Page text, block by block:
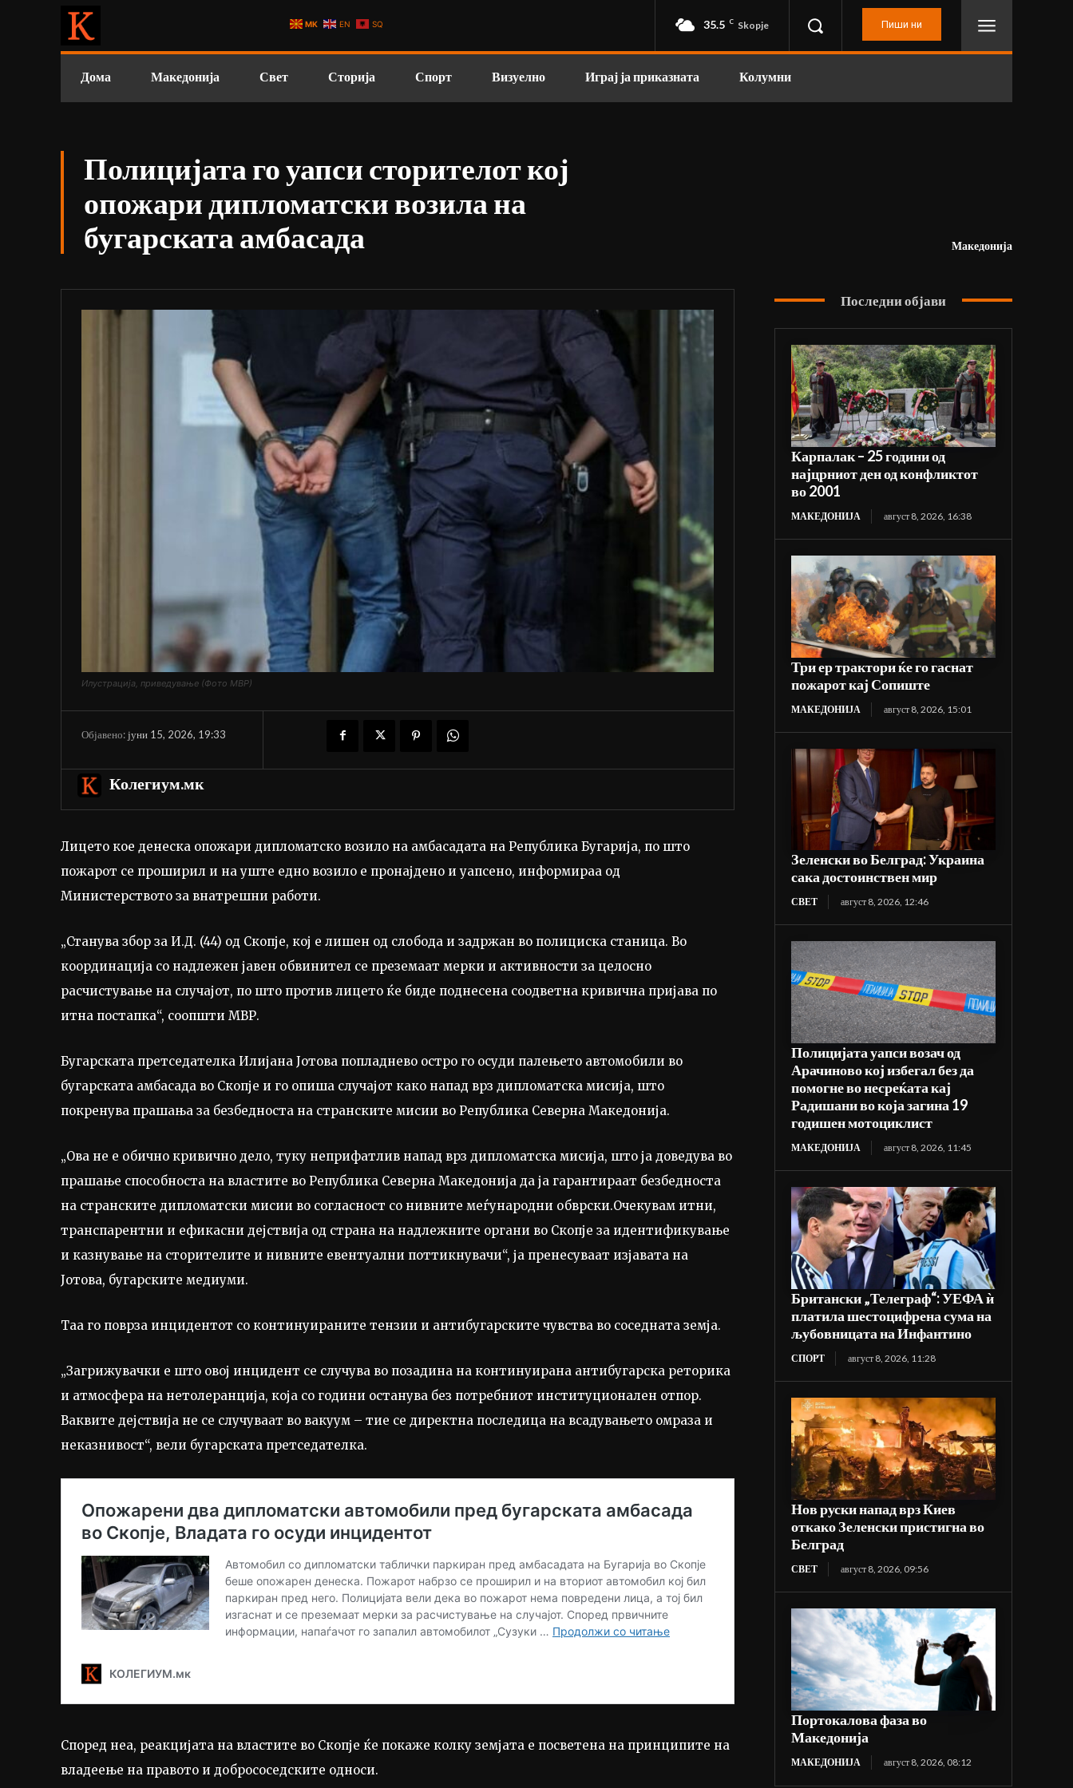
35.5 C Skopje Пиши ни
Дома Македонија Свет Сторија Спорт Визуелно Играј ја приказната Колумни
Полицијата го уапси сторителот кој
опожари дипломатски возила на
бугарската амбасада
Македонија
Илустрација, приведување (Фото МВР)
Објавено:јуни 15, 2026, 19:33
Колегиум.мк
Лицето кое денеска опожари дипломатско возило на амбасадата на Република Бугарија, по што
пожарот се проширил и на уште едно возило е пронајдено и уапсено, информираа од
Министерството за внатрешни работи.
„Станува збор за И.Д. (44) од Скопје, кој е лишен од слобода и задржан во полициска станица. Во
координација со надлежен јавен обвинител се преземаат мерки и активности за целосно
расчистување на случајот, по што против лицето ќе биде поднесена соодветна кривична пријава по
итна постапка“, соопшти МВР.
Бугарската претседателка Илијана Јотова попладнево остро го осуди палењето автомобили во
бугарската амбасада во Скопјe и го опиша случајот како напад врз дипломатска мисија, што
покренува прашања за безбедноста на странските мисии во Република Северна Македонија.
„Ова не е обично кривично дело, туку неприфатлив напад врз дипломатска мисија, што ја доведува во
прашање способноста на властите во Република Северна Македонија да ја гарантираат безбедноста
на странските дипломатски мисии во согласност со нивните меѓународни обврски.Очекувам итни,
транспарентни и ефикасни дејствија од страна на надлежните органи во Скопјe за идентификување
и казнување на сторителите и нивните евентуални поттикнувачи“, ја пренесуваат изјавата на
Јотова, бугарските медиуми.
Таа го поврза инцидентот со континуираните тензии и антибугарските чувства во соседната земја.
„Загрижувачки е што овој инцидент се случува во позадина на континуирана антибугарска реторика
и атмосфера на нетолеранција, која со години останува без потребниот институционален отпор.
Ваквите дејствија не се случуваат во вакуум – тие се директна последица на всадувањето омраза и
неказнивост“, вели бугарската претседателка.
Според неа, реакцијата на властите во Скопјe ќе покаже колку земјата е посветена на принципите на
владеење на правото и добрососедските односи.
Последни објави
Карпалак – 25 години од
најцрниот ден од конфликтот
во 2001
МАКЕДОНИЈА август 8, 2026, 16:38
Три ер трактори ќе го гаснат
пожарот кај Сопиште
МАКЕДОНИЈА август 8, 2026, 15:01
Зеленски во Белград: Украина
сака достоинствен мир
СВЕТ август 8, 2026, 12:46
Полицијата уапси возач од
Арачиново кој избегал без да
помогне во несреќата кај
Радишани во која загина 19
годишен мотоциклист
МАКЕДОНИЈА август 8, 2026, 11:45
Британски „Телеграф“: УЕФА ѝ
платила шестоцифрена сума на
љубовницата на Инфантино
СПОРТ август 8, 2026, 11:28
Нов руски напад врз Киев
откако Зеленски пристигна во
Белград
СВЕТ август 8, 2026, 09:56
Портокалова фаза во
Македонија
МАКЕДОНИЈА август 8, 2026, 08:12
MK EN SQ